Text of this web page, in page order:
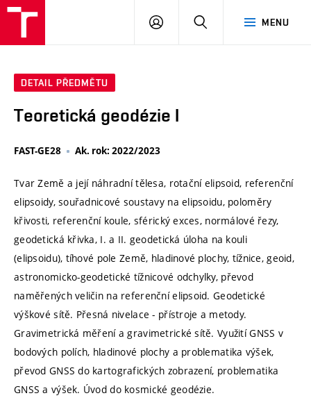
MENU
PŘIHLÁSIT
DETAIL PŘEDMĚTU
Teoretická geodézie I
FAST-GE28 Ak. rok: 2022/2023
Tvar Země a její náhradní tělesa, rotační elipsoid, referenční
elipsoidy, souřadnicové soustavy na elipsoidu, poloměry
křivosti, referenční koule, sférický exces, normálové řezy,
geodetická křivka, I. a II. geodetická úloha na kouli
(elipsoidu), tíhové pole Země, hladinové plochy, tížnice, geoid,
astronomicko-geodetické tížnicové odchylky, převod
naměřených veličin na referenční elipsoid. Geodetické
výškové sítě. Přesná nivelace - přístroje a metody.
Gravimetrická měření a gravimetrické sítě. Využití GNSS v
bodových polích, hladinové plochy a problematika výšek,
převod GNSS do kartografických zobrazení, problematika
GNSS a výšek. Úvod do kosmické geodézie.